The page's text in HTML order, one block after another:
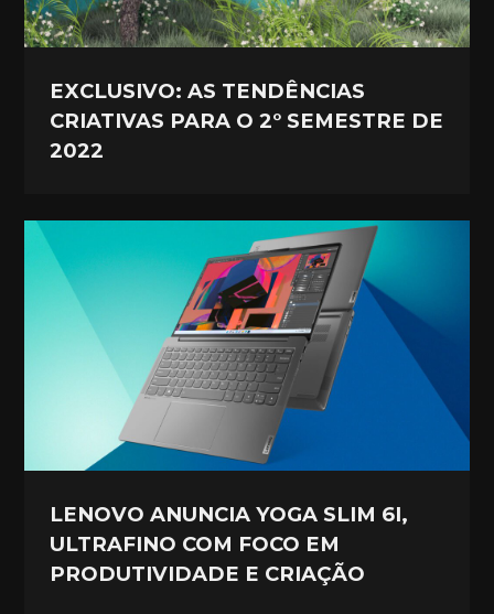
EXCLUSIVO: AS TENDÊNCIAS
CRIATIVAS PARA O 2° SEMESTRE DE
2022
LENOVO ANUNCIA YOGA SLIM 6I,
ULTRAFINO COM FOCO EM
PRODUTIVIDADE E CRIAÇÃO